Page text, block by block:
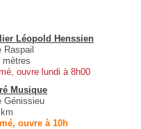
Léopold Henssien
Raspail
mètres
ouvre lundi à 8h00
Musique
Génissieu
ouvre à 10h